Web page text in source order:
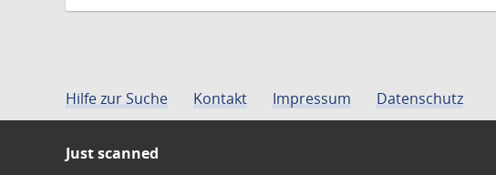
Hilfe zur Suche Kontakt Impressum Datenschutz
Just scanned